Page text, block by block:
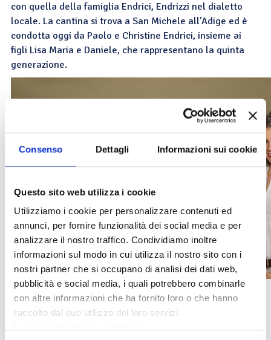
Consenso Dettagli Informazioni sui cookie
Questo sito web utilizza i cookie
Utilizziamo i cookie per personalizzare contenuti ed
annunci, per fornire funzionalità dei social media e per
analizzare il nostro traffico. Condividiamo inoltre
informazioni sul modo in cui utilizza il nostro sito con i
nostri partner che si occupano di analisi dei dati web,
pubblicità e social media, i quali potrebbero combinarle
con altre informazioni che ha fornito loro o che hanno
raccolto dal suo utilizzo dei loro servizi.
con quella della famiglia Endrici, Endrizzi nel dialetto
locale. La cantina si trova a San Michele all’Adige ed è
condotta oggi da Paolo e Christine Endrici, insieme ai
figli Lisa Maria e Daniele, che rappresentano la quinta
generazione.
MUSICA DI ELODEA
Note di Elodea, duo voce e piano.